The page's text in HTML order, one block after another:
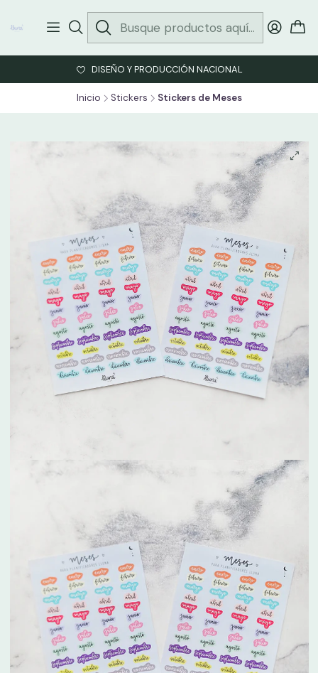
DISEÑO Y PRODUCCIÓN NACIONAL
Inicio Stickers Stickers de Meses